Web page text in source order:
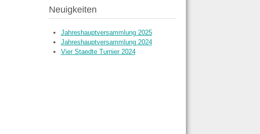
Neuigkeiten
Jahreshauptversammlung 2025
Jahreshauptversammlung 2024
Vier Staedte Turnier 2024